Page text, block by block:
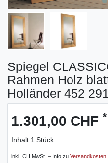
Spiegel
Rahmen Holz
Holländer 452
1.301,00 CHF *
Inhalt 1 Stück
inkl. CH MwSt. – Info zu Versandkosten